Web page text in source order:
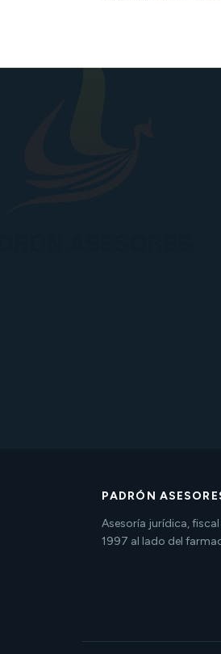
PADRÓN
Asesoría jurídica,
1997 al lado del